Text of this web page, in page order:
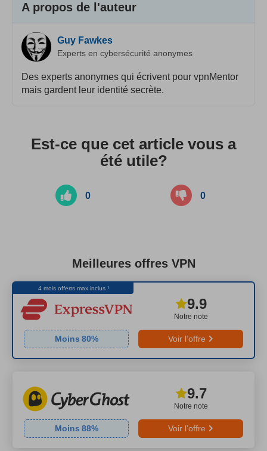
A propos de l'auteur
Guy Fawkes
Experts en cybersécurité anonymes
Des experts anonymes qui écrivent pour vpnMentor
mais gardent leur identité secrète.
Est-ce que cet article vous a
été utile?
0 0
Meilleures offres VPN
4 mois offerts max inclus !
Notre note
9.9
Moins 80% Voir l’offre
Notre note
9.7
Moins 88% Voir l’offre